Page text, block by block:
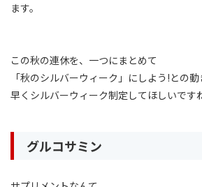
ます。
この秋の連休を、一つにまとめて
「秋のシルバーウィーク」にしよう!との動
早くシルバーウィーク制定してほしいです
グルコサミン